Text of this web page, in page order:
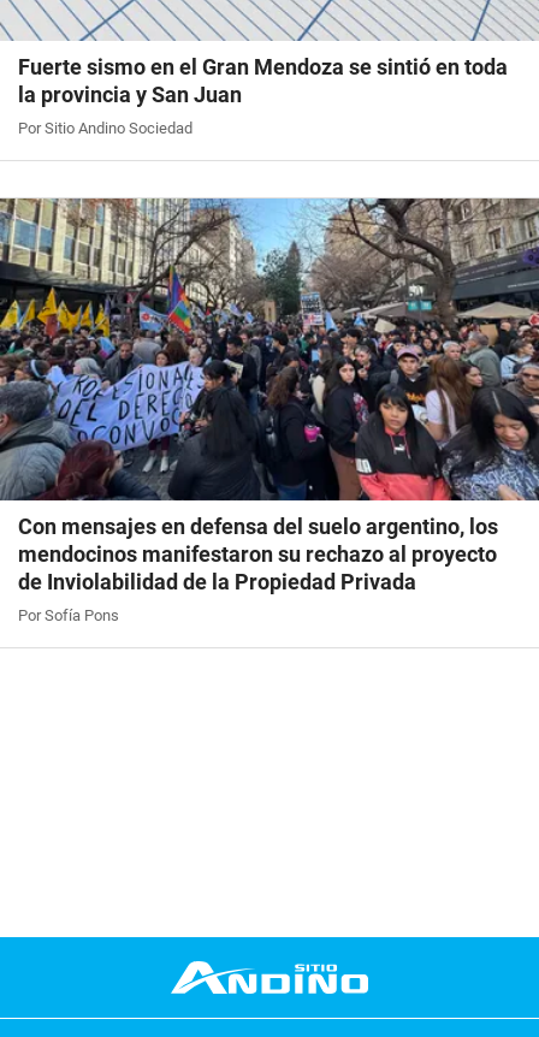
Fuerte sismo en el Gran Mendoza se sintió en toda
la provincia y San Juan
Por Sitio Andino Sociedad
Con mensajes en defensa del suelo argentino, los
mendocinos manifestaron su rechazo al proyecto
de Inviolabilidad de la Propiedad Privada
Por Sofía Pons